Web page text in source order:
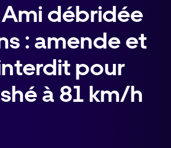
débridée
: amende et
pour
à 81 km/h